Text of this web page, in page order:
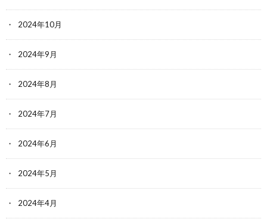
2024年10月
2024年9月
2024年8月
2024年7月
2024年6月
2024年5月
2024年4月